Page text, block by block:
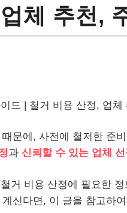
체 추천,
드 | 철거 비용 산정, 업체
때문에, 사전에 철저한 준
과 신뢰할 수 있는 업체 선
거 비용 산정에 필요한 정
신다면, 이 글을 참고하여